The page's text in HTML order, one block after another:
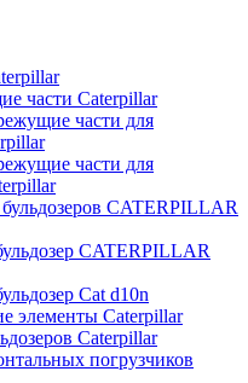
части Caterpillar
части для
части для
бульдозеров CATERPILLAR
CATERPILLAR
Сat d10n
элементы Caterpillar
Caterpillar
погрузчиков